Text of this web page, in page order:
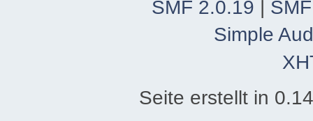
SMF 2.0.19
Simple
Seite erstellt in